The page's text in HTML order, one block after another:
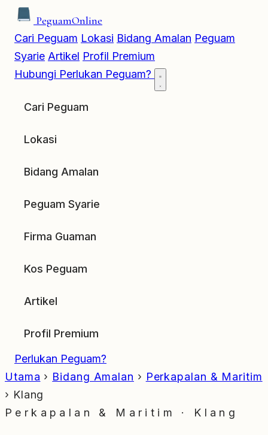
PeguamOnline
Cari Peguam Lokasi Bidang Amalan Peguam
Syarie Artikel Profil Premium
Hubungi Perlukan Peguam?
Cari Peguam
Lokasi
Bidang Amalan
Peguam Syarie
Firma Guaman
Kos Peguam
Artikel
Profil Premium
Perlukan Peguam?
Utama › Bidang Amalan › Perkapalan & Maritim
› Klang
Perkapalan & Maritim · Klang